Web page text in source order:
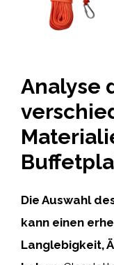
Analyse
Die Auswahl
kann einen
Langlebigkeit,